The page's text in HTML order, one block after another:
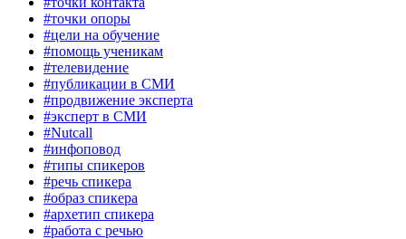
#точки опоры
#цели на обучение
#помощь ученикам
#телевидение
#публикации в СМИ
#продвижение эксперта
#эксперт в СМИ
#Nutcall
#инфоповод
#типы спикеров
#речь спикера
#образ спикера
#архетип спикера
#работа с речью